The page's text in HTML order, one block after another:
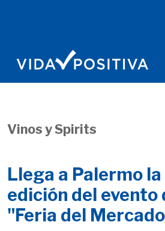
Vinos y Spirits
Llega a Palermo
edición del evento
"Feria del